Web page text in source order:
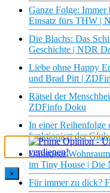
Ganze Folge: Immer
Einsatz fürs THW |
Die Blachs: Das
Geschichte | NDR
Liebe ohne Happy
und Brad Pitt |
Rätsel der
ZDFinfo Doku
In einer Reihenfolge
funktioniert der
Günstiger
im Tiny House | Die
Für immer zu dick?
×